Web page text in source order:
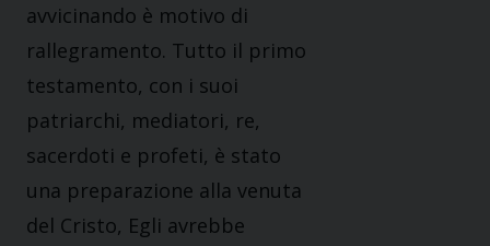
avvicinando è motivo di
rallegramento. Tutto il primo
testamento, con i suoi
patriarchi, mediatori, re,
sacerdoti e profeti, è stato
una preparazione alla venuta
del Cristo, Egli avrebbe